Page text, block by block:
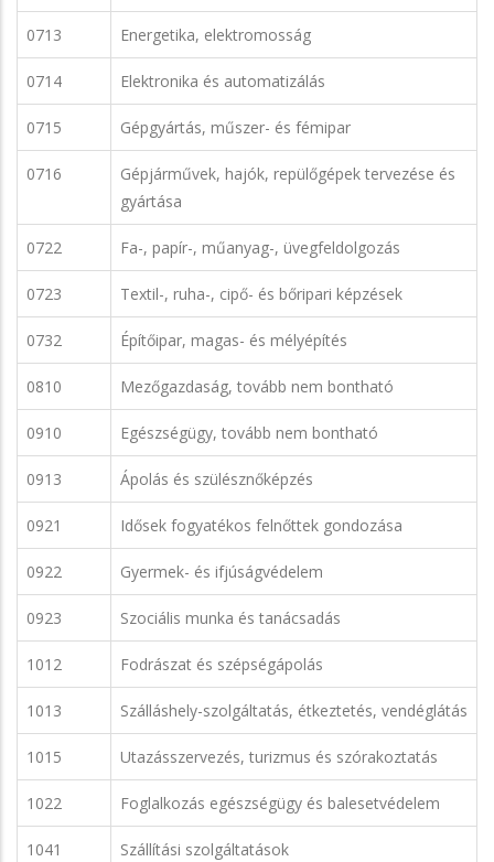
0713 Energetika, elektromosság
0714 Elektronika és automatizálás
0715 Gépgyártás, műszer- és fémipar
0716
Gépjárművek, hajók, repülőgépek tervezése és
gyártása
0722 Fa-, papír-, műanyag-, üvegfeldolgozás
0723 Textil-, ruha-, cipő- és bőripari képzések
0732 Építőipar, magas- és mélyépítés
0810 Mezőgazdaság, tovább nem bontható
0910 Egészségügy, tovább nem bontható
0913 Ápolás és szülésznőképzés
0921 Idősek fogyatékos felnőttek gondozása
0922 Gyermek- és ifjúságvédelem
0923 Szociális munka és tanácsadás
1012 Fodrászat és szépségápolás
1013 Szálláshely-szolgáltatás, étkeztetés, vendéglátás
1015 Utazásszervezés, turizmus és szórakoztatás
1022 Foglalkozás egészségügy és balesetvédelem
1041 Szállítási szolgáltatások